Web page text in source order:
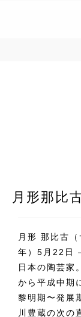
月形那比
月形 那比古
年）5月22日
日本の陶芸家
から平成中期
黎明期〜発展
川豊蔵の次の